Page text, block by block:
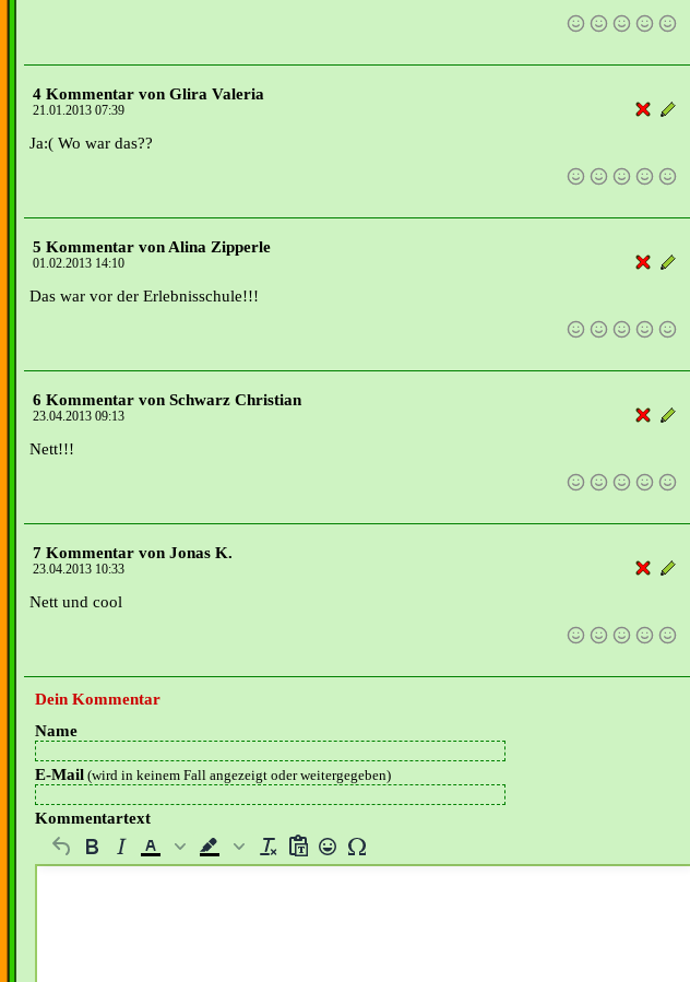
4 Kommentar von Glira Valeria
21.01.2013 07:39
Ja:( Wo war das??
5 Kommentar von Alina Zipperle
01.02.2013 14:10
Das war vor der Erlebnisschule!!!
6 Kommentar von Schwarz Christian
23.04.2013 09:13
Nett!!!
7 Kommentar von Jonas K.
23.04.2013 10:33
Nett und cool
Dein Kommentar
Name
E-Mail (wird in keinem Fall angezeigt oder weitergegeben)
Kommentartext